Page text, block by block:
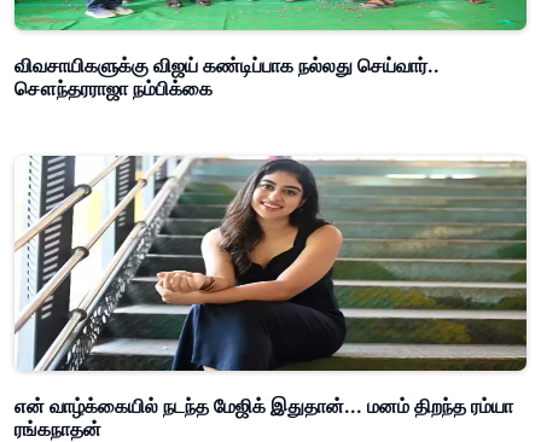
விவசாயிகளுக்கு விஜய் கண்டிப்பாக நல்லது செய்வார்..
சௌந்தரராஜா நம்பிக்கை
என் வாழ்க்கையில் நடந்த மேஜிக் இதுதான்... மனம் திறந்த ரம்யா
ரங்கநாதன்